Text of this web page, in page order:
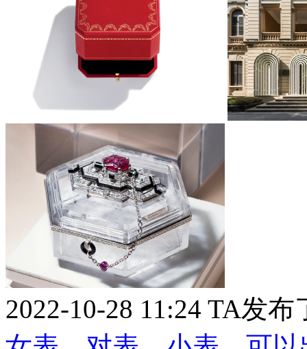
2022-10-28 11:24 TA发布